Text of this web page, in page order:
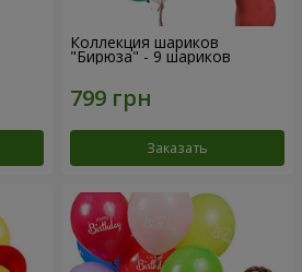
Коллекция шариков
"Бирюза" - 9 шариков
Заказать